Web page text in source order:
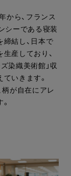
から、フランス
シーである寝装
結し、日本で
産しており、
染織美術館」収
いきます。
柄が自在にアレ